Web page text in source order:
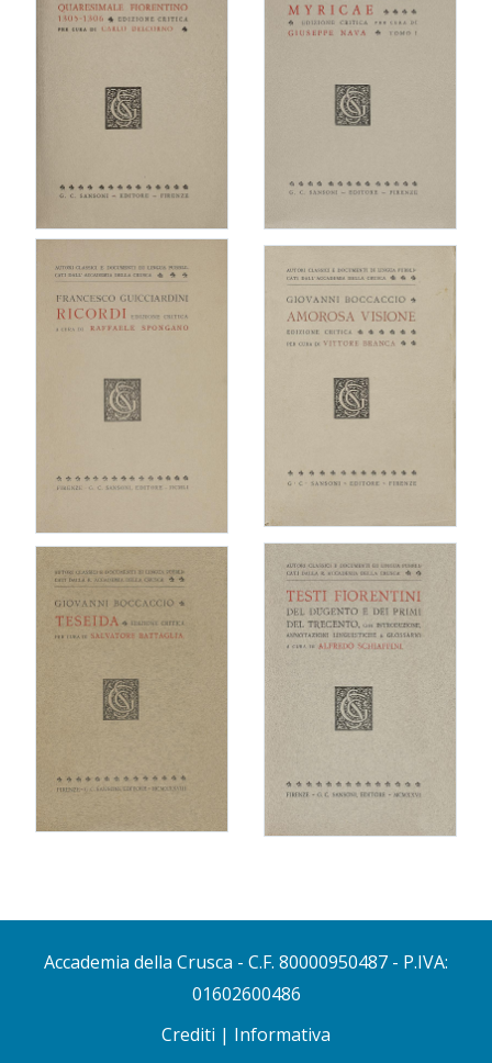
Accademia della Crusca - C.F. 80000950487 - P.IVA:
01602600486
Crediti | Informativa